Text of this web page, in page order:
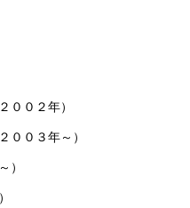
００２年）
００３年～）
）